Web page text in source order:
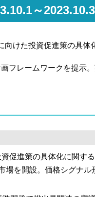
境の整備を目的に、炭素
定。また、最初の個別
業化促進に向けた制度
・産業保安基本制度小委
権や貯留権の新設や
第2回非化石価値取引市
対照的に、非FIT非化石
を開催。世界初の政府に
ライメート・トランジシ
ムワークでは、トラン
～
向けた投資促進策の具体
フレームワークを提示
促進策の具体化に関す
場を開設。価格シグナル